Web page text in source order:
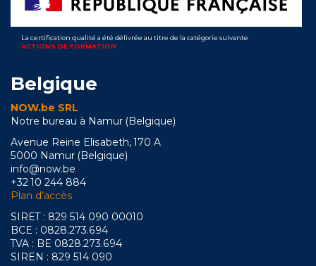
La certification qualité a été délivrée au titre de la catégorie suivante
ACTIONS DE FORMATION
Belgique
NOW.be SRL
Notre bureau à Namur (Belgique)
Avenue Reine Elisabeth, 170 A
5000 Namur (Belgique)
info@now.be
+32 10 244 884
Plan d’accès
SIRET : 829 514 090 00010
BCE : 0828.273.694
TVA : BE 0828.273.694
SIREN : 829 514 090